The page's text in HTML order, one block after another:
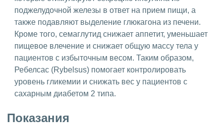
поджелудочной железы в ответ на прием пищи, а
также подавляют выделение глюкагона из печени.
Кроме того, семаглутид снижает аппетит, уменьшает
пищевое влечение и снижает общую массу тела у
пациентов с избыточным весом. Таким образом,
Ребелсас (Rybelsus) помогает контролировать
уровень гликемии и снижать вес у пациентов с
сахарным диабетом 2 типа.
Показания